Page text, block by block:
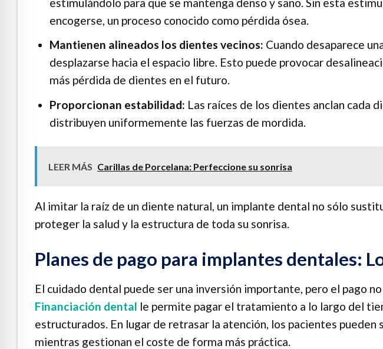
encogerse, un proceso conocido como pérdida ósea.
Mantienen alineados los dientes vecinos: Cuando desaparece
desplazarse hacia el espacio libre. Esto puede provocar
más pérdida de dientes en el futuro.
Proporcionan estabilidad: Las raíces de los dientes anclan cada
distribuyen uniformemente las fuerzas de mordida.
LEER MÁS Carillas de Porcelana: Perfeccione su sonrisa
Al imitar la raíz de un diente natural, un implante dental no sólo
proteger la salud y la estructura de toda su sonrisa.
Planes de pago para implantes dentales:
El cuidado dental puede ser una inversión importante, pero el pago
Financiación dental le permite pagar el tratamiento a lo largo del
estructurados. En lugar de retrasar la atención, los pacientes
mientras gestionan el coste de forma más práctica.